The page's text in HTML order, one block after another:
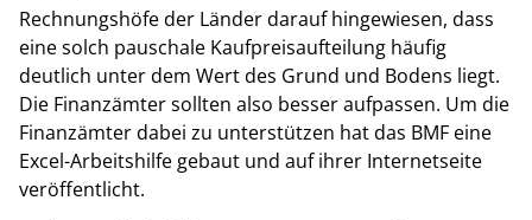
Rechnungshöfe der Länder darauf hingewiesen, dass
eine solch pauschale Kaufpreisaufteilung häufig
deutlich unter dem Wert des Grund und Bodens liegt.
Die Finanzämter sollten also besser aufpassen. Um die
Finanzämter dabei zu unterstützen hat das BMF eine
Excel-Arbeitshilfe gebaut und auf ihrer Internetseite
veröffentlicht.